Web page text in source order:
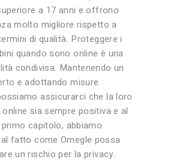
a 17 anni e offrono
molto migliore rispetto a
di qualità. Proteggere i
quando sono online è una
condivisa. Mantenendo un
e adottando misure
assicurarci che la loro
sia sempre positiva e al
capitolo, abbiamo
fatto come Omegle possa
un rischio per la privacy.